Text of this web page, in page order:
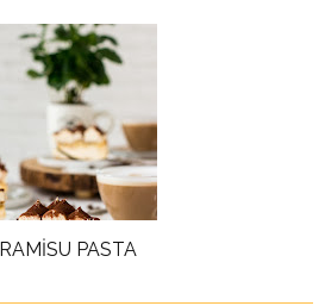
PASTA